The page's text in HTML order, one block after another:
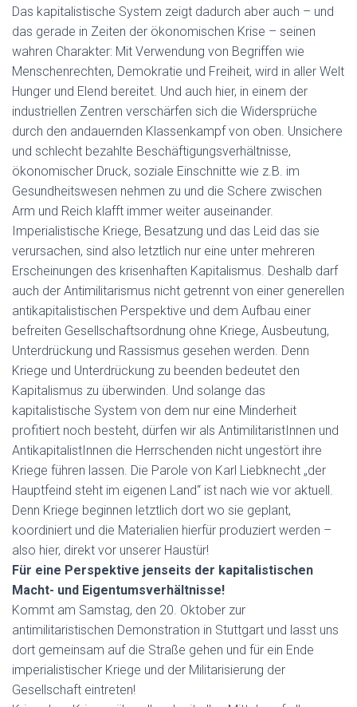
Das kapitalistische System zeigt dadurch aber auch – und
das gerade in Zeiten der ökonomischen Krise – seinen
wahren Charakter: Mit Verwendung von Begriffen wie
Menschenrechten, Demokratie und Freiheit, wird in aller Welt
Hunger und Elend bereitet. Und auch hier, in einem der
industriellen Zentren verschärfen sich die Widersprüche
durch den andauernden Klassenkampf von oben. Unsichere
und schlecht bezahlte Beschäftigungsverhältnisse,
ökonomischer Druck, soziale Einschnitte wie z.B. im
Gesundheitswesen nehmen zu und die Schere zwischen
Arm und Reich klafft immer weiter auseinander.
Imperialistische Kriege, Besatzung und das Leid das sie
verursachen, sind also letztlich nur eine unter mehreren
Erscheinungen des krisenhaften Kapitalismus. Deshalb darf
auch der Antimilitarismus nicht getrennt von einer generellen
antikapitalistischen Perspektive und dem Aufbau einer
befreiten Gesellschaftsordnung ohne Kriege, Ausbeutung,
Unterdrückung und Rassismus gesehen werden. Denn
Kriege und Unterdrückung zu beenden bedeutet den
Kapitalismus zu überwinden. Und solange das
kapitalistische System von dem nur eine Minderheit
profitiert noch besteht, dürfen wir als AntimilitaristInnen und
AntikapitalistInnen die Herrschenden nicht ungestört ihre
Kriege führen lassen. Die Parole von Karl Liebknecht „der
Hauptfeind steht im eigenen Land“ ist nach wie vor aktuell.
Denn Kriege beginnen letztlich dort wo sie geplant,
koordiniert und die Materialien hierfür produziert werden –
also hier, direkt vor unserer Haustür!
Für eine Perspektive jenseits der kapitalistischen
Macht- und Eigentumsverhältnisse!
Kommt am Samstag, den 20. Oktober zur
antimilitaristischen Demonstration in Stuttgart und lasst uns
dort gemeinsam auf die Straße gehen und für ein Ende
imperialistischer Kriege und der Militarisierung der
Gesellschaft eintreten!